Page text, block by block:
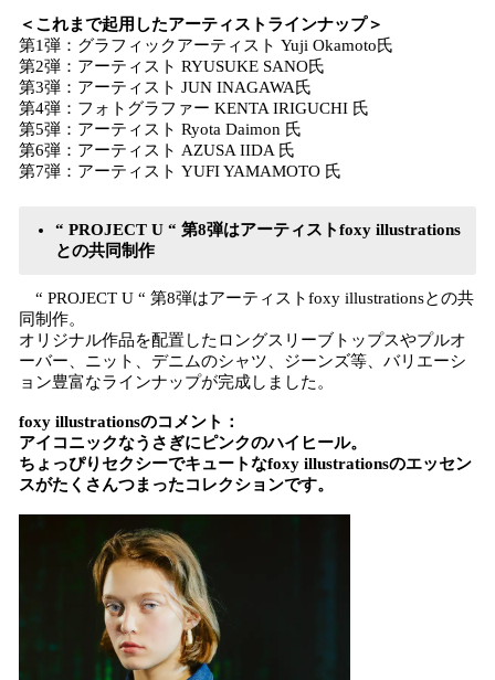
＜これまで起用したアーティストラインナップ＞
第1弾：グラフィックアーティスト Yuji Okamoto氏
第2弾：アーティスト RYUSUKE SANO氏
第3弾：アーティスト JUN INAGAWA氏
第4弾：フォトグラファー KENTA IRIGUCHI 氏
第5弾：アーティスト Ryota Daimon 氏
第6弾：アーティスト AZUSA IIDA 氏
第7弾：アーティスト YUFI YAMAMOTO 氏
“ PROJECT U “ 第8弾はアーティストfoxy illustrations
との共同制作
“ PROJECT U “ 第8弾はアーティストfoxy illustrationsとの共
同制作。
オリジナル作品を配置したロングスリーブトップスやプルオ
ーバー、ニット、デニムのシャツ、ジーンズ等、バリエーシ
ョン豊富なラインナップが完成しました。
foxy illustrationsのコメント：
アイコニックなうさぎにピンクのハイヒール。
ちょっぴりセクシーでキュートなfoxy illustrationsのエッセン
スがたくさんつまったコレクションです。